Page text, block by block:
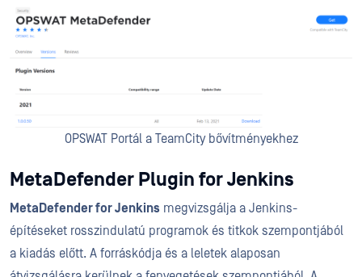
OPSWAT Portál a TeamCity bővítményekhez
MetaDefender Plugin for Jenkins
MetaDefender for Jenkins megvizsgálja a Jenkins-
építéseket rosszindulatú programok és titkok szempontjából
a kiadás előtt. A forráskódja és a leletek alaposan